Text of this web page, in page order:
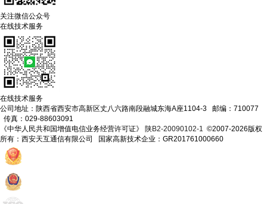
关注微信公众号
在线技术服务
在线技术服务
公司地址：陕西省西安市高新区丈八六路南段融城东海A座1104-3 邮编：710077
传真：029-88603091
《中华人民共和国增值电信业务经营许可证》 陕B2-20090102-1 ©2007-2026版权
所有：西安天互通信有限公司 国家高新技术企业：GR201761000660